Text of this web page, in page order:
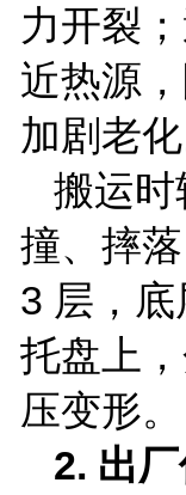
力开裂
近热源
加剧老化
搬运时
撞、摔
3 层，
托盘上
压变形。
2. 出